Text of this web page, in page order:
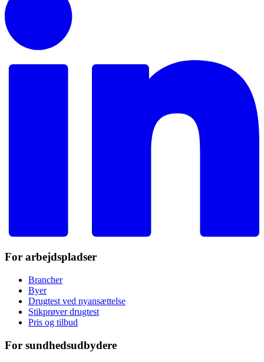
For arbejdspladser
Brancher
Byer
Drugtest ved nyansættelse
Stikprøver drugtest
Pris og tilbud
For sundhedsudbydere